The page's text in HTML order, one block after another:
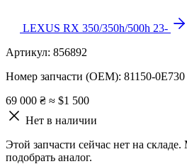
LEXUS RX 350/350h/500h 23-
Артикул: 856892
Номер запчасти (OEM): 81150-0E730
69 000 ₴ ≈ $1 500
Нет в наличии
Этой запчасти сейчас нет на
подобрать аналог.